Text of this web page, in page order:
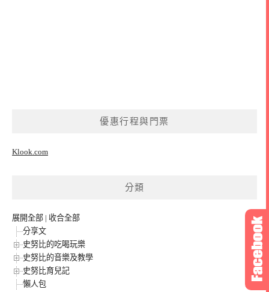
優惠行程與門票
Klook.com
分類
展開全部 | 收合全部
分享文
史努比的吃喝玩樂
史努比的音樂及教學
史努比育兒記
懶人包